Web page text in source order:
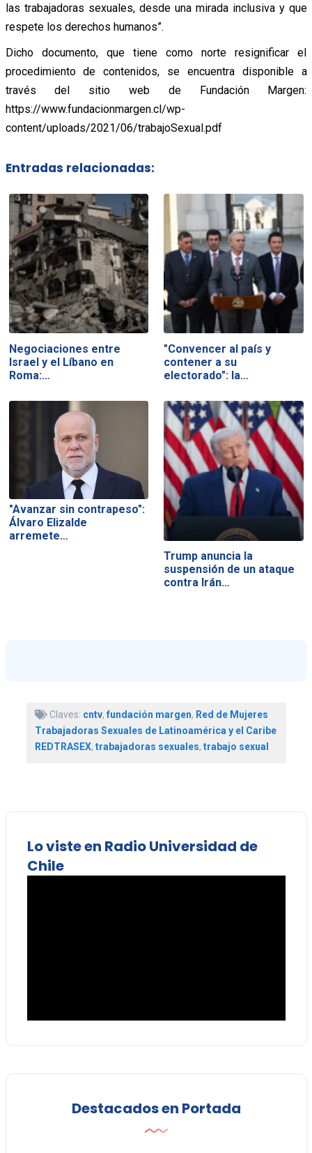
las trabajadoras sexuales, desde una mirada inclusiva y que
respete los derechos humanos”.
Dicho documento, que tiene como norte resignificar el
procedimiento de contenidos, se encuentra disponible a
través del sitio web de Fundación Margen:
https://www.fundacionmargen.cl/wp-
content/uploads/2021/06/trabajoSexual.pdf
Entradas relacionadas:
Negociaciones entre
Israel y el Líbano en
Roma:…
"Convencer al país y
contener a su
electorado": la…
"Avanzar sin contrapeso":
Álvaro Elizalde
arremete…
Trump anuncia la
suspensión de un ataque
contra Irán…
Claves: cntv,fundación margen, Red de Mujeres
Trabajadoras Sexuales de Latinoamérica y el Caribe
REDTRASEX, trabajadoras sexuales, trabajo sexual
Lo viste en Radio Universidad de
Chile
Destacados en Portada